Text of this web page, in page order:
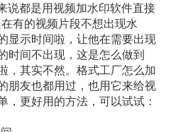
都是用视频加水印软件直接
有的视频片段不想出现水
显示时间啦，让他在需要出现
时间不出现，这是怎么做到
，其实不然。格式工厂怎么加
朋友也都用过，也用它来给视
，更好用的方法，可以试试：